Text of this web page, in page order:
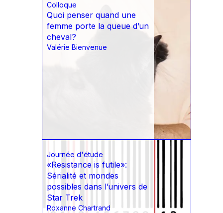
Colloque
Quoi penser quand une
femme porte la queue d’un
cheval?
Valérie Bienvenue
Journée d'étude
«Resistance is futile»:
Sérialité et mondes
possibles dans l’univers de
Star Trek
Roxanne Chartrand